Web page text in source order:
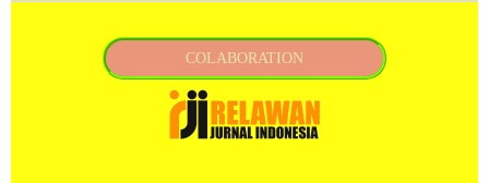
COLABORATION